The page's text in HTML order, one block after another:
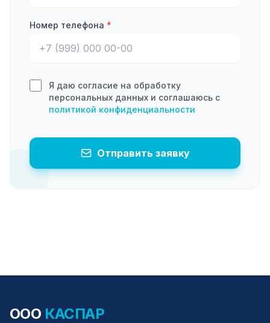
Номер телефона *
Я даю согласие на обработку
персональных данных и соглашаюсь с
политикой конфиденциальности
Отправить заявку
ООО КАСПАР